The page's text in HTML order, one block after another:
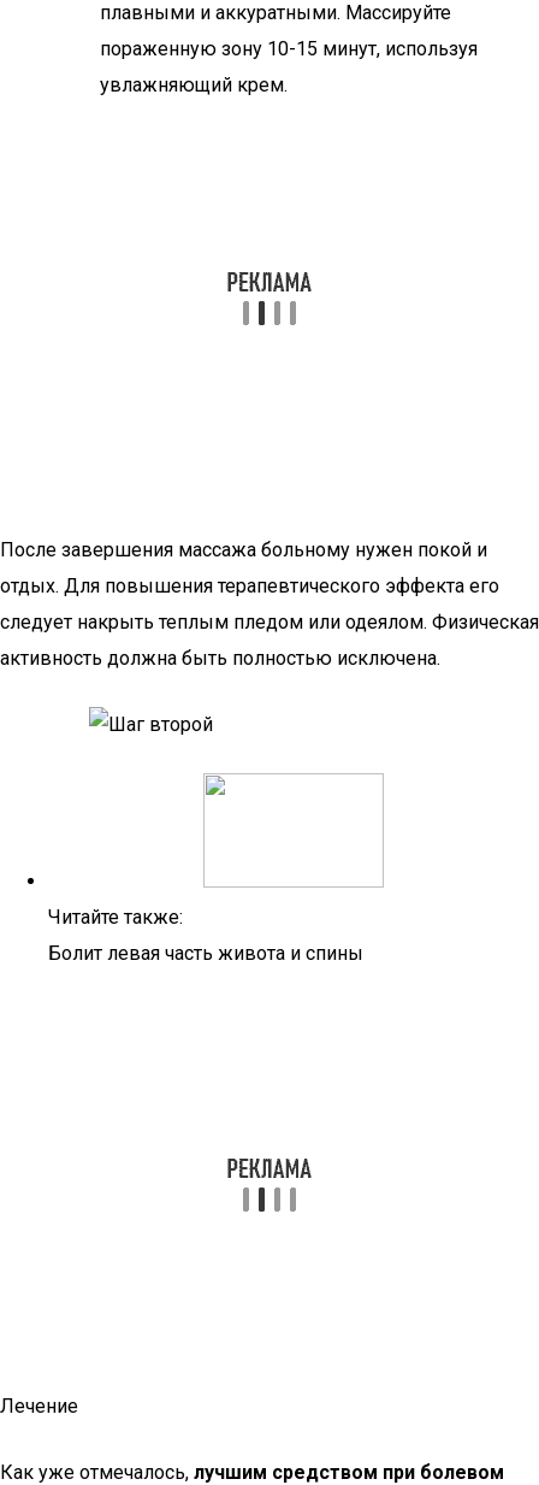
плавными и аккуратными. Массируйте
пораженную зону 10-15 минут, используя
увлажняющий крем.
После завершения массажа больному нужен покой и
отдых. Для повышения терапевтического эффекта его
следует накрыть теплым пледом или одеялом. Физическая
активность должна быть полностью исключена.
Читайте также:
Болит левая часть живота и спины
Лечение
Как уже отмечалось, лучшим средством при болевом